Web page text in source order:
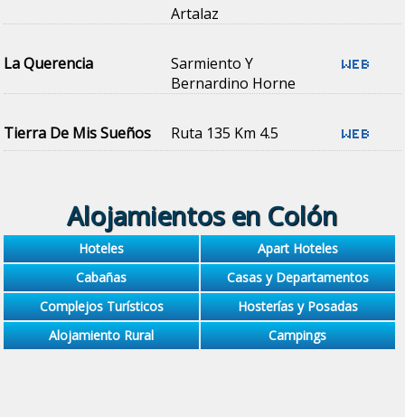
Artalaz
La Querencia
Sarmiento Y
Bernardino Horne
Tierra De Mis Sueños Ruta 135 Km 4.5
Alojamientos en Colón
Hoteles
Apart Hoteles
Cabañas
Casas y Departamentos
Complejos Turísticos
Hosterías y Posadas
Alojamiento Rural
Campings